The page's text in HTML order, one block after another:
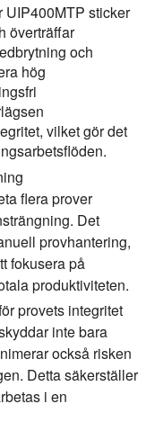
UIP400MTP sticker
överträffar
och
hög
vilket gör det
flera prover
Det
provhantering,
fokusera på
produktiviteten.
provets integritet
inte bara
också risken
Detta säkerställer
i en